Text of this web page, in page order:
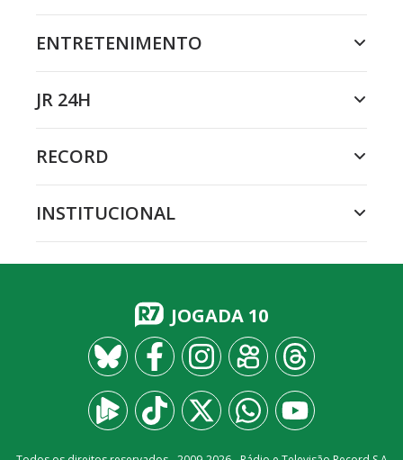
ENTRETENIMENTO
JR 24H
RECORD
INSTITUCIONAL
JOGADA 10